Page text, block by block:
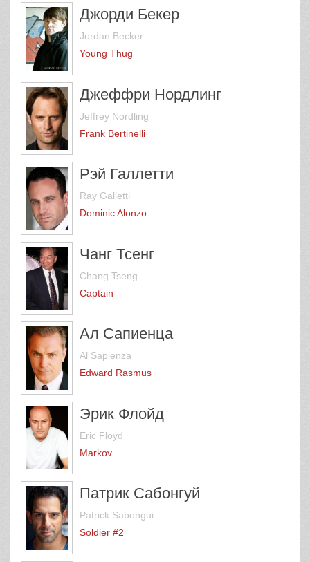
Джорди Бекер
Jordan Becker
Young Thug
Джеффри Нордлинг
Jeffrey Nordling
Frank Bertinelli
Рэй Галлетти
Ray Galletti
Dominic Alonzo
Чанг Тсенг
Chang Tseng
Captain
Ал Сапиенца
Al Sapienza
Edward Rasmus
Эрик Флойд
Eric Floyd
Markov
Патрик Сабонгуй
Patrick Sabongui
Soldier #2